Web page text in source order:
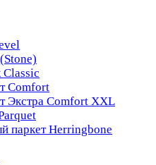
Classic
Comfort
Экстра Comfort XXL
паркет Herringbone